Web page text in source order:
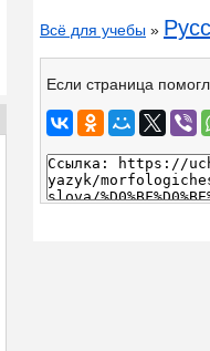
Всё для учебы »
Если страница